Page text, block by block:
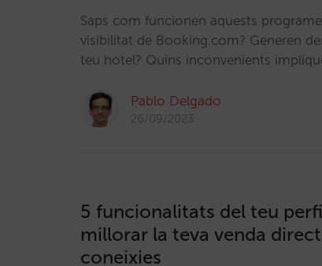
Saps com funcionen aquests
visibilitat de Booking.com? Generen
teu hotel? Quins inconvenients
Pablo Delgado
26/09/2023
5 funcionalitats del teu
millorar la teva venda
coneixies